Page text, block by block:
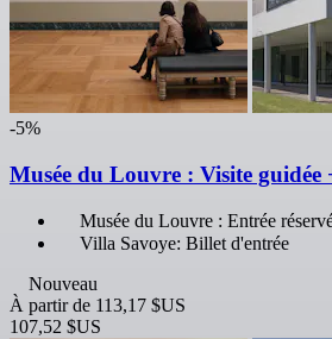
-5%
Musée du Louvre : Visite guidée
Musée du Louvre : Entrée
Villa Savoye: Billet d'entrée
Nouveau
À partir de 113,17 $US
107,52 $US